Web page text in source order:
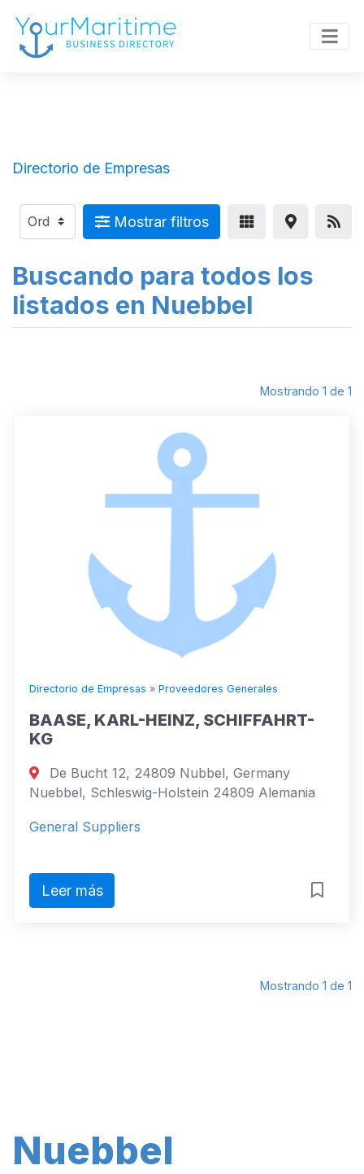
Directorio de Empresas
Mostrar filtros
Buscando para todos los
listados en Nuebbel
Mostrando 1 de 1
Directorio de Empresas » Proveedores Generales
BAASE, KARL-HEINZ, SCHIFFAHRT-
KG
De Bucht 12, 24809 Nubbel, Germany
Nuebbel, Schleswig-Holstein 24809 Alemania
General Suppliers
Leer más
Mostrando 1 de 1
Nuebbel